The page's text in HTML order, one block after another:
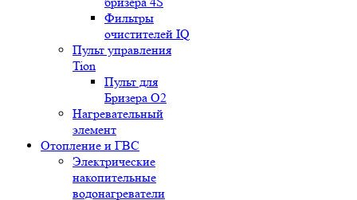
Фильтры
очистителей IQ
Пульт управления
Tion
Пульт для
Бризера O2
Нагревательный
элемент
Отопление и ГВС
Электрические
накопительные
водонагреватели